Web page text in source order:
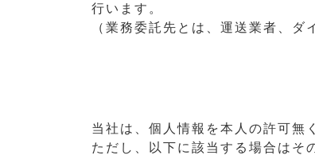
行います。
（業務委託先とは、運送業者、
当社は、個人情報を本人の許可無
ただし、以下に該当する場合はそ